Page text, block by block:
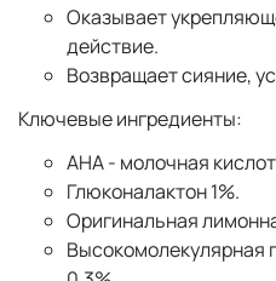
Оказывает
действие.
Возвращает сияние,
Ключевые ингредиенты:
АНА - молочная
Глюконалактон 1%.
Оригинальная
Высокомолекулярная